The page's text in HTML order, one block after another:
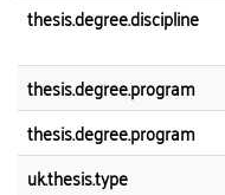
thesis.degree.discipline
thesis.degree.program
thesis.degree.program
uk.thesis.type